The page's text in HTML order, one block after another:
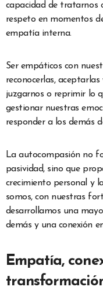
capacidad de tratarnos
respeto en momentos
empatía interna.
Ser empáticos con
reconocerlas,
juzgarnos o reprimir lo
gestionar nuestras
responder a los demás
La autocompasión no
pasividad, sino que
crecimiento personal y
somos, con nuestras
desarrollamos una
demás y una conexión
Empatía,